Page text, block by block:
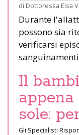
di Dottoressa Elsa
Durante
possono sia
verificarsi
Il
sole:
Gli Specialisti